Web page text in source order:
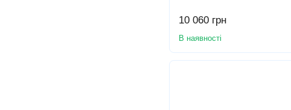
10 060 грн
В наявності